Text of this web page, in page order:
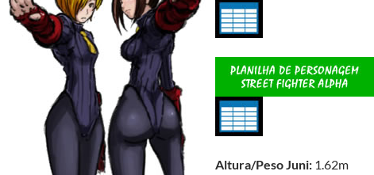
Altura/Peso Juni: 1.62m